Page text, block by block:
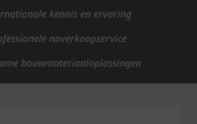
kennis en ervaring
naverkoopservice
bouwmateriaaloplossingen